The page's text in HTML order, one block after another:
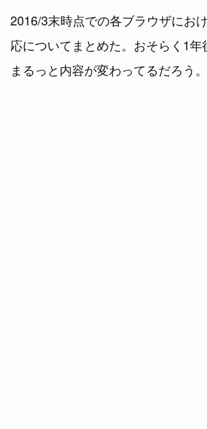
2016/3末時点での各ブラウザにお
応についてまとめた。おそらく1年
まるっと内容が変わってるだろう。